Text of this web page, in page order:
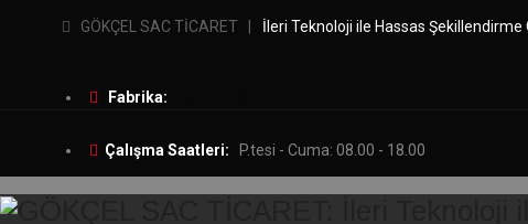
GÖKÇEL SAC TİCARET | İleri Teknoloji ile Hassas Şekillendirme
Fabrika:
Çalışma Saatleri: P.tesi - Cuma: 08.00 - 18.00
Etiket Arşivi: